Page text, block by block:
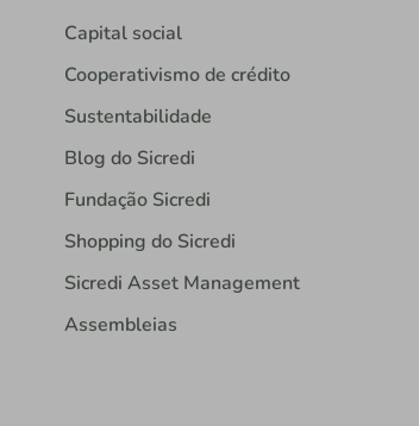
Capital social
Cooperativismo de crédito
Sustentabilidade
Blog do Sicredi
Fundação Sicredi
Shopping do Sicredi
Sicredi Asset Management
Assembleias